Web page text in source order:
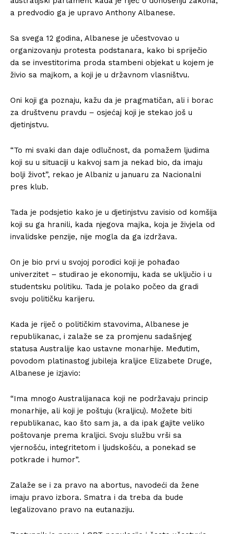
a predvodio ga je upravo Anthony Albanese.
Sa svega 12 godina, Albanese je učestvovao u
organizovanju protesta podstanara, kako bi spriječio
da se investitorima proda stambeni objekat u kojem je
živio sa majkom, a koji je u državnom vlasništvu.
Oni koji ga poznaju, kažu da je pragmatičan, ali i borac
za društvenu pravdu – osjećaj koji je stekao još u
djetinjstvu.
“To mi svaki dan daje odlučnost, da pomažem ljudima
koji su u situaciji u kakvoj sam ja nekad bio, da imaju
bolji život”, rekao je Albaniz u januaru za Nacionalni
pres klub.
Tada je podsjetio kako je u djetinjstvu zavisio od komšija
koji su ga hranili, kada njegova majka, koja je živjela od
invalidske penzije, nije mogla da ga izdržava.
On je bio prvi u svojoj porodici koji je pohađao
univerzitet – studirao je ekonomiju, kada se uključio i u
studentsku politiku. Tada je polako počeo da gradi
svoju političku karijeru.
Kada je riječ o političkim stavovima, Albanese je
republikanac, i zalaže se za promjenu sadašnjeg
statusa Australije kao ustavne monarhije. Međutim,
povodom platinastog jubileja kraljice Elizabete Druge,
Albanese je izjavio:
“Ima mnogo Australijanaca koji ne podržavaju princip
monarhije, ali koji je poštuju (kraljicu). Možete biti
republikanac, kao što sam ja, a da ipak gajite veliko
poštovanje prema kraljici. Svoju službu vrši sa
vjernošću, integritetom i ljudskošću, a ponekad se
potkrade i humor”.
Zalaže se i za pravo na abortus, navodeći da žene
imaju pravo izbora. Smatra i da treba da bude
legalizovano pravo na eutanaziju.